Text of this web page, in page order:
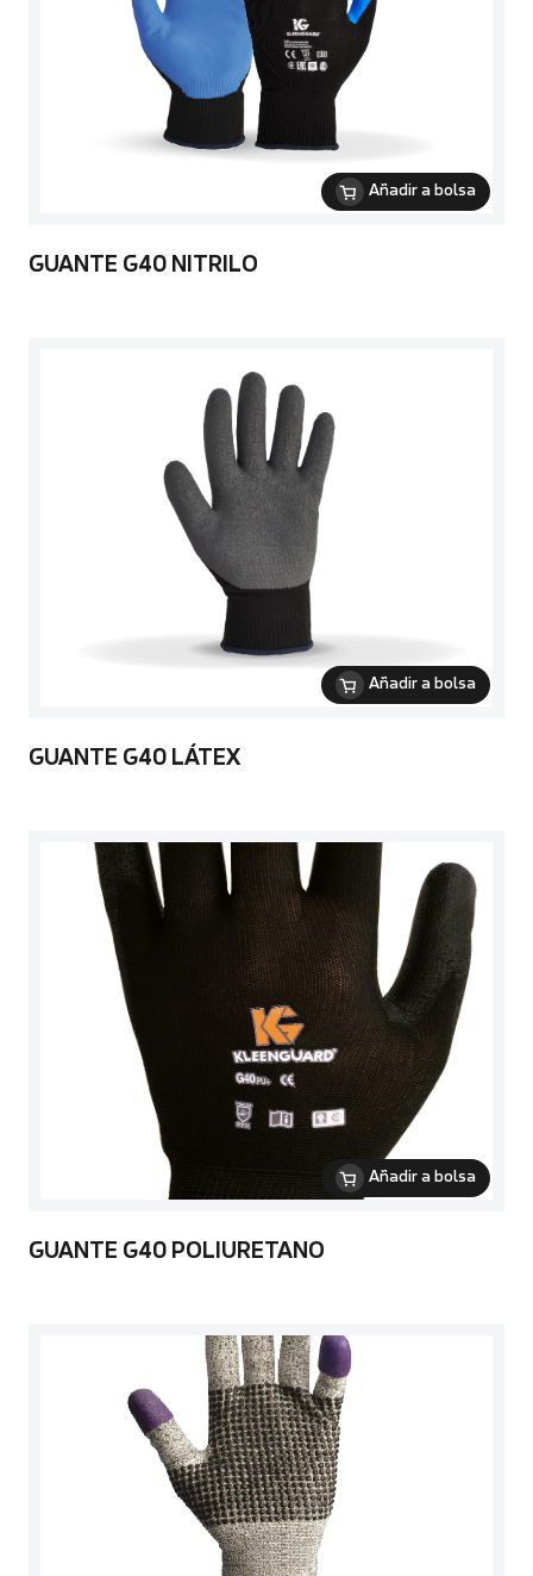
Añadir a bolsa
GUANTE G40 NITRILO
Añadir a bolsa
GUANTE G40 LÁTEX
Añadir a bolsa
GUANTE G40 POLIURETANO